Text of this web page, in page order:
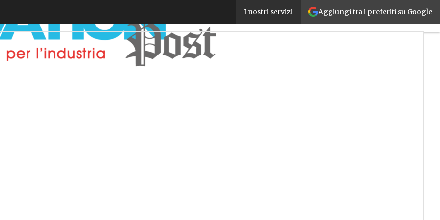
Aggiungi tra i preferiti su Google
I nostri servizi
Centro Studi Confindustria: “Persistono le